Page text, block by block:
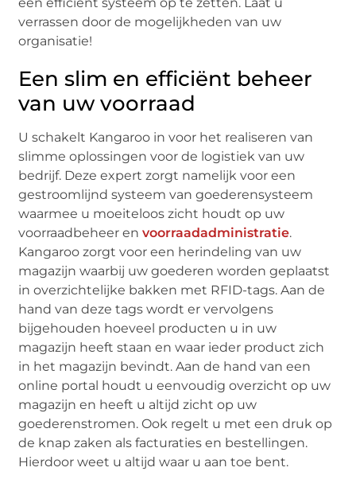
verrassen door de mogelijkheden van uw
organisatie!
Een slim en efficiënt beheer
van uw voorraad
U schakelt Kangaroo in voor het realiseren van
slimme oplossingen voor de logistiek van uw
bedrijf. Deze expert zorgt namelijk voor een
gestroomlijnd systeem van goederensysteem
waarmee u moeiteloos zicht houdt op uw
voorraadbeheer envoorraadadministratie.
Kangaroo zorgt voor een herindeling van uw
magazijn waarbij uw goederen worden geplaatst
in overzichtelijke bakken met RFID-tags. Aan de
hand van deze tags wordt er vervolgens
bijgehouden hoeveel producten u in uw
magazijn heeft staan en waar ieder product zich
in het magazijn bevindt. Aan de hand van een
online portal houdt u eenvoudig overzicht op uw
magazijn en heeft u altijd zicht op uw
goederenstromen. Ook regelt u met een druk op
de knap zaken als facturaties en bestellingen.
Hierdoor weet u altijd waar u aan toe bent.